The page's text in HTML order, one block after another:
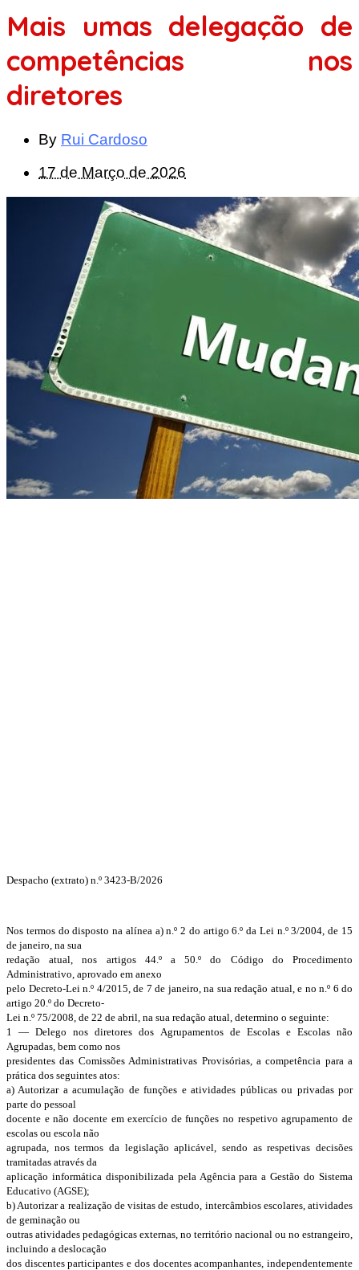
Mais umas delegação de
competências nos
diretores
By Rui Cardoso
17 de Março de 2026
Despacho (extrato) n.º 3423-B/2026
Nos termos do disposto na alínea a) n.º 2 do artigo 6.º da Lei n.º 3/2004, de 15
de janeiro, na sua
redação atual, nos artigos 44.º a 50.º do Código do Procedimento
Administrativo, aprovado em anexo
pelo Decreto-Lei n.º 4/2015, de 7 de janeiro, na sua redação atual, e no n.º 6 do
artigo 20.º do Decreto-
Lei n.º 75/2008, de 22 de abril, na sua redação atual, determino o seguinte:
1 — Delego nos diretores dos Agrupamentos de Escolas e Escolas não
Agrupadas, bem como nos
presidentes das Comissões Administrativas Provisórias, a competência para a
prática dos seguintes atos:
a) Autorizar a acumulação de funções e atividades públicas ou privadas por
parte do pessoal
docente e não docente em exercício de funções no respetivo agrupamento de
escolas ou escola não
agrupada, nos termos da legislação aplicável, sendo as respetivas decisões
tramitadas através da
aplicação informática disponibilizada pela Agência para a Gestão do Sistema
Educativo (AGSE);
b) Autorizar a realização de visitas de estudo, intercâmbios escolares, atividades
de geminação ou
outras atividades pedagógicas externas, no território nacional ou no estrangeiro,
incluindo a deslocação
dos discentes participantes e dos docentes acompanhantes, independentemente